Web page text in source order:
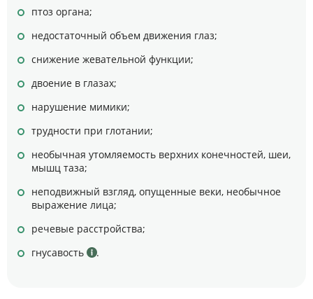
птоз органа;
недостаточный объем движения глаз;
снижение жевательной функции;
двоение в глазах;
нарушение мимики;
трудности при глотании;
необычная утомляемость верхних конечностей, шеи,
мышц таза;
неподвижный взгляд, опущенные веки, необычное
выражение лица;
речевые расстройства;
гнусавость
.